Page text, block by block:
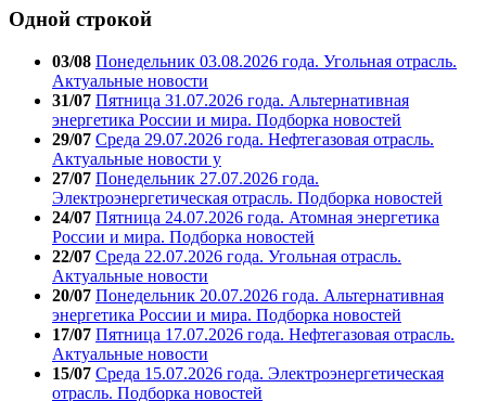
Одной строкой
03/08 Понедельник 03.08.2026 года. Угольная отрасль.
Актуальные новости
31/07 Пятница 31.07.2026 года. Альтернативная
энергетика России и мира. Подборка новостей
29/07 Среда 29.07.2026 года. Нефтегазовая отрасль.
Актуальные новости у
27/07 Понедельник 27.07.2026 года.
Электроэнергетическая отрасль. Подборка новостей
24/07 Пятница 24.07.2026 года. Атомная энергетика
России и мира. Подборка новостей
22/07 Среда 22.07.2026 года. Угольная отрасль.
Актуальные новости
20/07 Понедельник 20.07.2026 года. Альтернативная
энергетика России и мира. Подборка новостей
17/07 Пятница 17.07.2026 года. Нефтегазовая отрасль.
Актуальные новости
15/07 Среда 15.07.2026 года. Электроэнергетическая
отрасль. Подборка новостей